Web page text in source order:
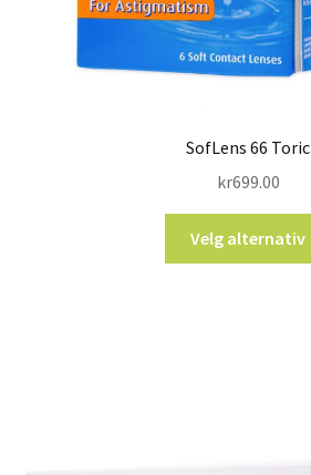
SofLens 66 Toric
kr699.00
Velg alternativ